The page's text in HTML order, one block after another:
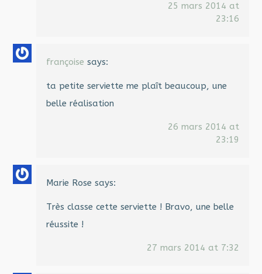
25 mars 2014 at
23:16
françoise says:
ta petite serviette me plaît beaucoup, une
belle réalisation
26 mars 2014 at
23:19
Marie Rose says:
Très classe cette serviette ! Bravo, une belle
réussite !
27 mars 2014 at 7:32